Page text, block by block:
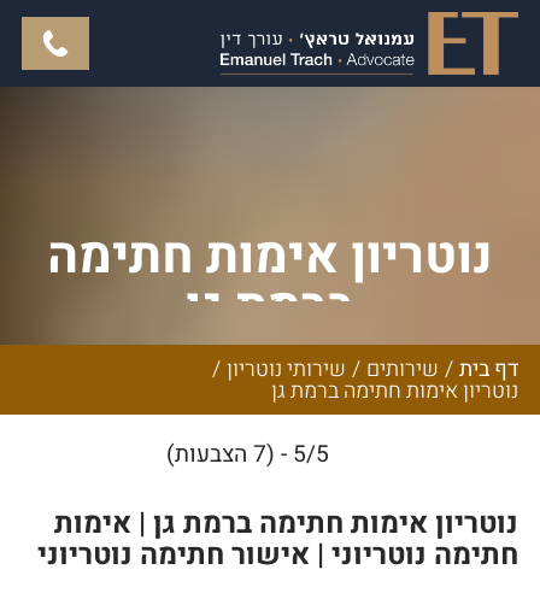
נוטריון אימות חתימה
ברמת גן
דף בית/ שירותים / שירותי נוטריון/
נוטריון אימות חתימה ברמת גן
5/5 - (7 הצבעות)
נוטריון אימות חתימה ברמת גן | אימות
חתימה נוטריוני | אישור חתימה נוטריוני